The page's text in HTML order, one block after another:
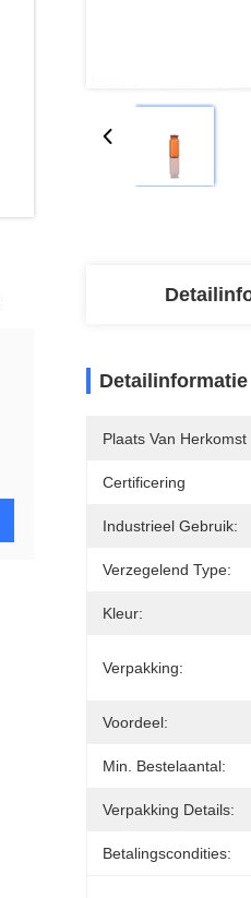
Detailinformatie
Plaats Van Herkomst
Certificering
Industrieel Gebruik:
Verzegelend Type:
Kleur:
Verpakking:
Voordeel:
Min. Bestelaantal:
Verpakking Details:
Betalingscondities: